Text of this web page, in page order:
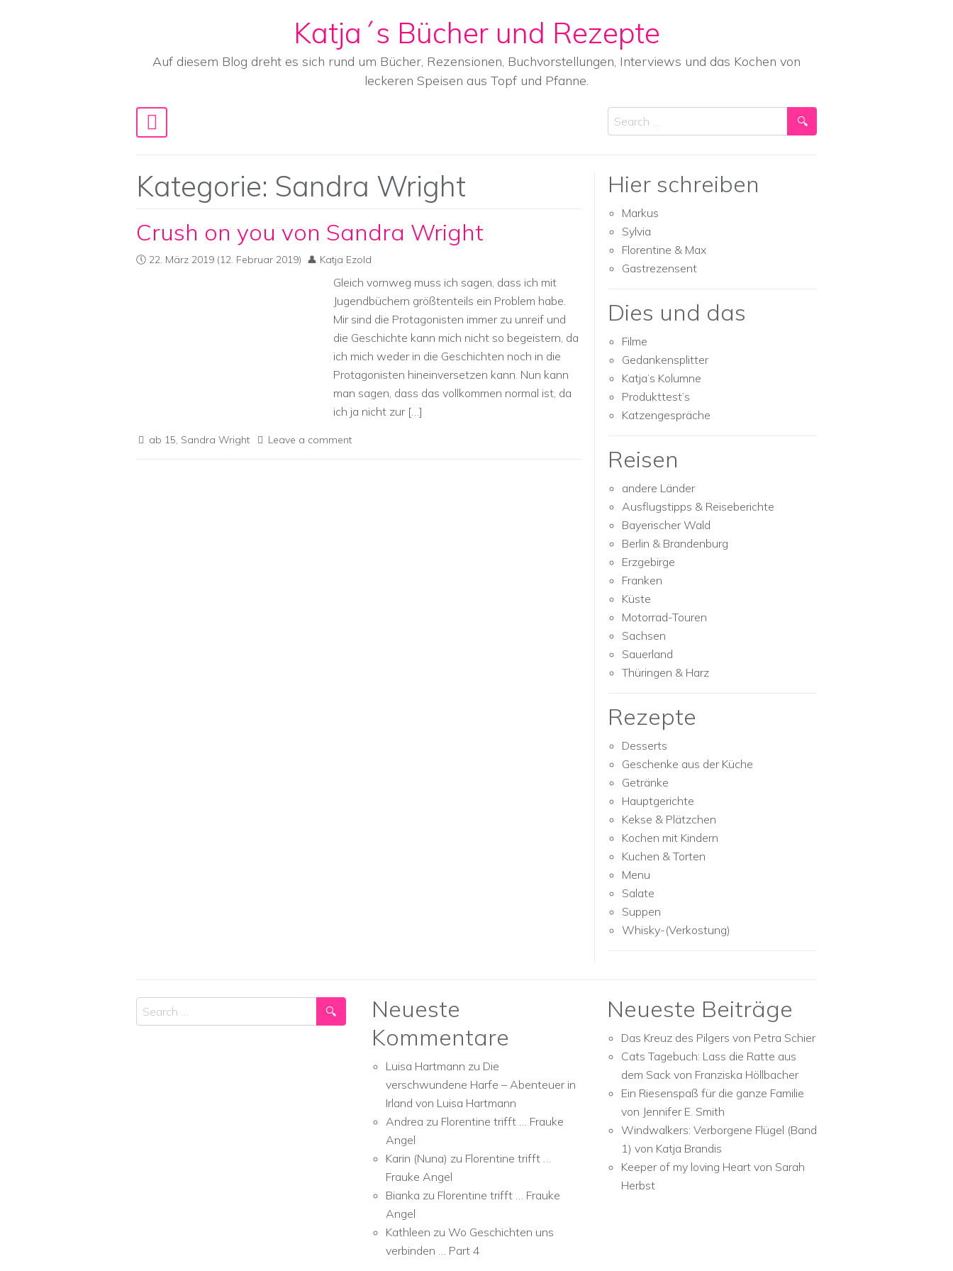
Katja´s Bücher und Rezepte
Auf diesem Blog dreht es sich rund um Bücher, Rezensionen, Buchvorstellungen, Interviews und das Kochen von
leckeren Speisen aus Topf und Pfanne.
Main Navigation
Search
Kategorie: Sandra Wright
Crush on you von Sandra Wright
22. März 2019 (12. Februar 2019) Katja Ezold
Gleich vornweg muss ich sagen, dass ich mit
Jugendbüchern größtenteils ein Problem habe.
Mir sind die Protagonisten immer zu unreif und
die Geschichte kann mich nicht so begeistern, da
ich mich weder in die Geschichten noch in die
Protagonisten hineinversetzen kann. Nun kann
man sagen, dass das vollkommen normal ist, da
ich ja nicht zur […]
ab 15, Sandra Wright Leave a comment
Hier schreiben
Markus
Sylvia
Florentine & Max
Gastrezensent
Dies und das
Filme
Gedankensplitter
Katja’s Kolumne
Produkttest’s
Katzengespräche
Reisen
andere Länder
Ausflugstipps & Reiseberichte
Bayerischer Wald
Berlin & Brandenburg
Erzgebirge
Franken
Küste
Motorrad-Touren
Sachsen
Sauerland
Thüringen & Harz
Rezepte
Desserts
Geschenke aus der Küche
Getränke
Hauptgerichte
Kekse & Plätzchen
Kochen mit Kindern
Kuchen & Torten
Menu
Salate
Suppen
Whisky-(Verkostung)
Search
Neueste
Kommentare
Luisa Hartmann zu Die
verschwundene Harfe – Abenteuer in
Irland von Luisa Hartmann
Andrea zu Florentine trifft … Frauke
Angel
Karin (Nuna) zu Florentine trifft …
Frauke Angel
Bianka zu Florentine trifft … Frauke
Angel
Kathleen zu Wo Geschichten uns
verbinden … Part 4
Neueste Beiträge
Das Kreuz des Pilgers von Petra Schier
Cats Tagebuch: Lass die Ratte aus
dem Sack von Franziska Höllbacher
Ein Riesenspaß für die ganze Familie
von Jennifer E. Smith
Windwalkers: Verborgene Flügel (Band
1) von Katja Brandis
Keeper of my loving Heart von Sarah
Herbst